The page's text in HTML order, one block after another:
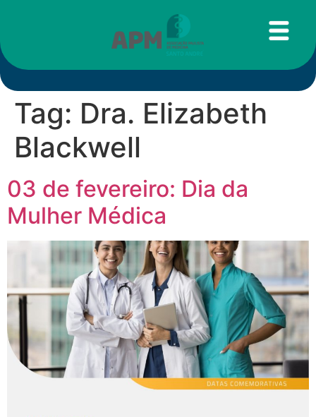
Tag: Dra. Elizabeth
Blackwell
03 de fevereiro: Dia da
Mulher Médica